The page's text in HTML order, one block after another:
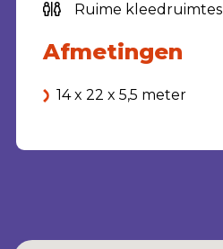
Ruime kleedruimtes
Afmetingen
14 x 22 x 5,5 meter